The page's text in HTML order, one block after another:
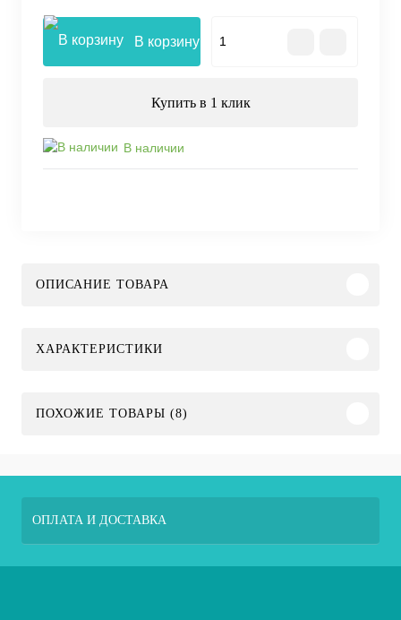
В корзину
Купить в 1 клик
В наличии
ОПИСАНИЕ ТОВАРА
ХАРАКТЕРИСТИКИ
ПОХОЖИЕ ТОВАРЫ (8)
ОПЛАТА И ДОСТАВКА